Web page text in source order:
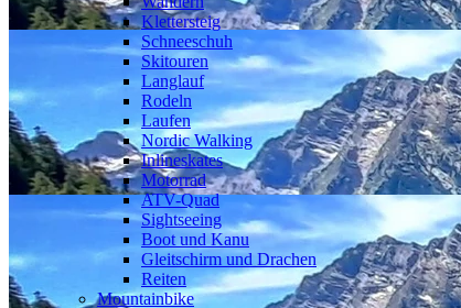
Klettersteig
Schneeschuh
Skitouren
Langlauf
Rodeln
Laufen
Nordic Walking
Inlineskates
Motorrad
ATV-Quad
Sightseeing
Boot und Kanu
Gleitschirm und Drachen
Reiten
Mountainbike